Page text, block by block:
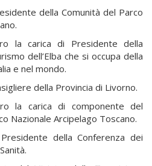
della Comunità del Parco
la carica di Presidente della
dell’Elba che si occupa della
e nel mondo.
della Provincia di Livorno.
la carica di componente del
Nazionale Arcipelago Toscano.
della Conferenza dei